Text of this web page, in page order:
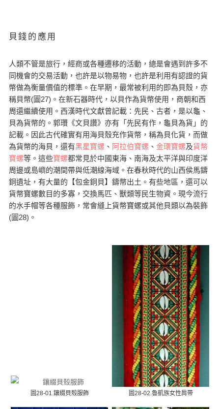
貝錢的應用
人類不管是旅行，經商或各種遷移的活動，總是會遇到許多不
同機會的交易活動，也許是以物易物，也許是利用有認證的貨
幣做為衡量價值的標準。在早期，最常被利用的即為貝殼，亦
稱貝幣(圖27)。在新石器時代，以貝作為貨幣使用，商朝和西
周還繼續使用。西漢時代文獻曾記載：先民、古者，是以龜、
貝為貨幣的。郭瓚《文貝讚》亦有「先民有作，龜貝為貨」的
記載。因此古代確實有用海貝殼充作貨幣，稱為貝化貨，而做
為貨幣的海貝，還有黑星寶螺 、 阿拉伯寶螺 、 金環寶螺及貨幣
寶螺等。這些寶螺都常見於中國東海、南海及太平洋與印度洋
周邊或島嶼的潮間帶與低潮線海域。在春秋時代的山西侯馬鑄
銅遺址，有大量的【包金銅貝】鑄幣出土。有些地區，還可以
貨幣寶螺數目的多寡，交換馬匹、獸類等民生物資。現今流行
的水手帽等各種服飾，常會縫上貨幣寶螺或其他貝類以為裝飾
(圖28)。
圖28-01.鑲綴貝殼服飾 圖28-02.魯凱族女性肩帶